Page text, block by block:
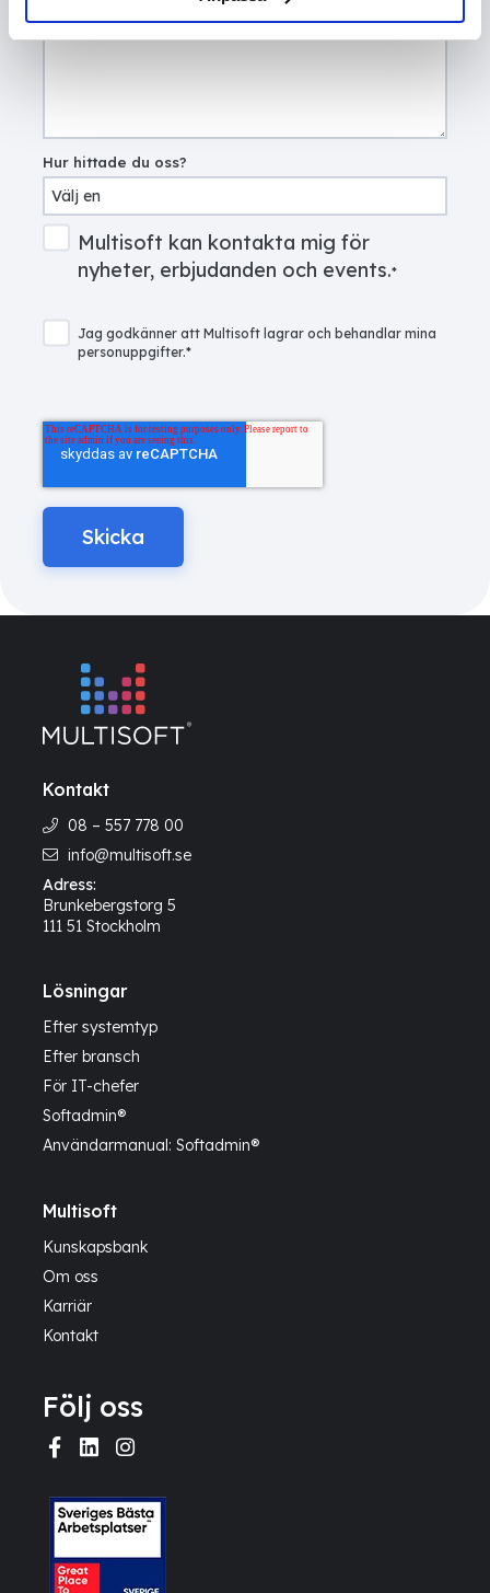
Hur hittade du oss?
Multisoft kan kontakta mig för
nyheter, erbjudanden och events.*
Jag godkänner att Multisoft lagrar och behandlar mina
personuppgifter.*
Kontakt
08 – 557 778 00
info@multisoft.se
Adress:
Brunkebergstorg 5
111 51 Stockholm
Lösningar
Efter systemtyp
Efter bransch
För IT-chefer
Softadmin®
Användarmanual: Softadmin®
Multisoft
Kunskapsbank
Om oss
Karriär
Kontakt
Följ oss